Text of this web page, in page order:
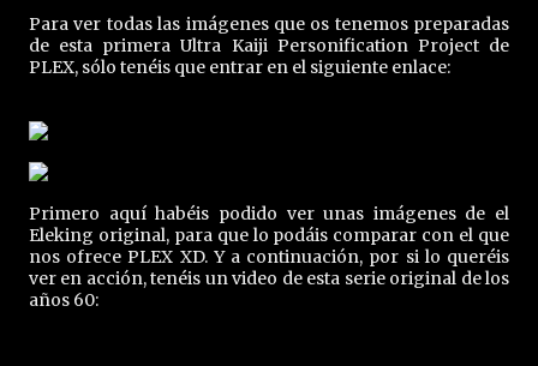
Para ver todas las imágenes que os tenemos preparadas
de esta primera Ultra Kaiji Personification Project de
PLEX, sólo tenéis que entrar en el siguiente enlace:
Primero aquí habéis podido ver unas imágenes de el
Eleking original, para que lo podáis comparar con el que
nos ofrece PLEX XD. Y a continuación, por si lo queréis
ver en acción, tenéis un video de esta serie original de los
años 60: